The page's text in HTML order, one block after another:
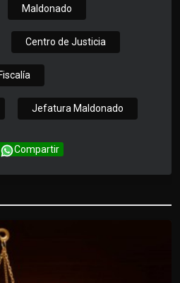
Maldonado
Centro de Justicia
Fiscalía
Jefatura Maldonado
Compartir